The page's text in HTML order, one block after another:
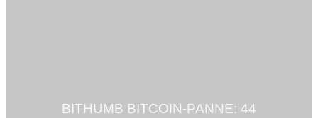
BITHUMB BITCOIN-PANNE: 44